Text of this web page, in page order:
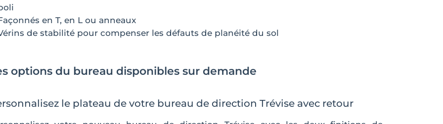
en T, en L ou anneaux
de stabilité pour compenser les défauts de planéité du sol
options du bureau disponibles sur demande
le plateau de votre bureau de direction Trévise avec retour